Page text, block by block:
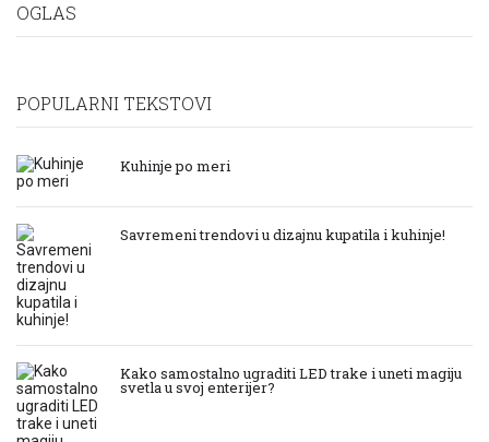
OGLAS
POPULARNI TEKSTOVI
Kuhinje po meri
Savremeni trendovi u dizajnu kupatila i kuhinje!
Kako samostalno ugraditi LED trake i uneti magiju
svetla u svoj enterijer?